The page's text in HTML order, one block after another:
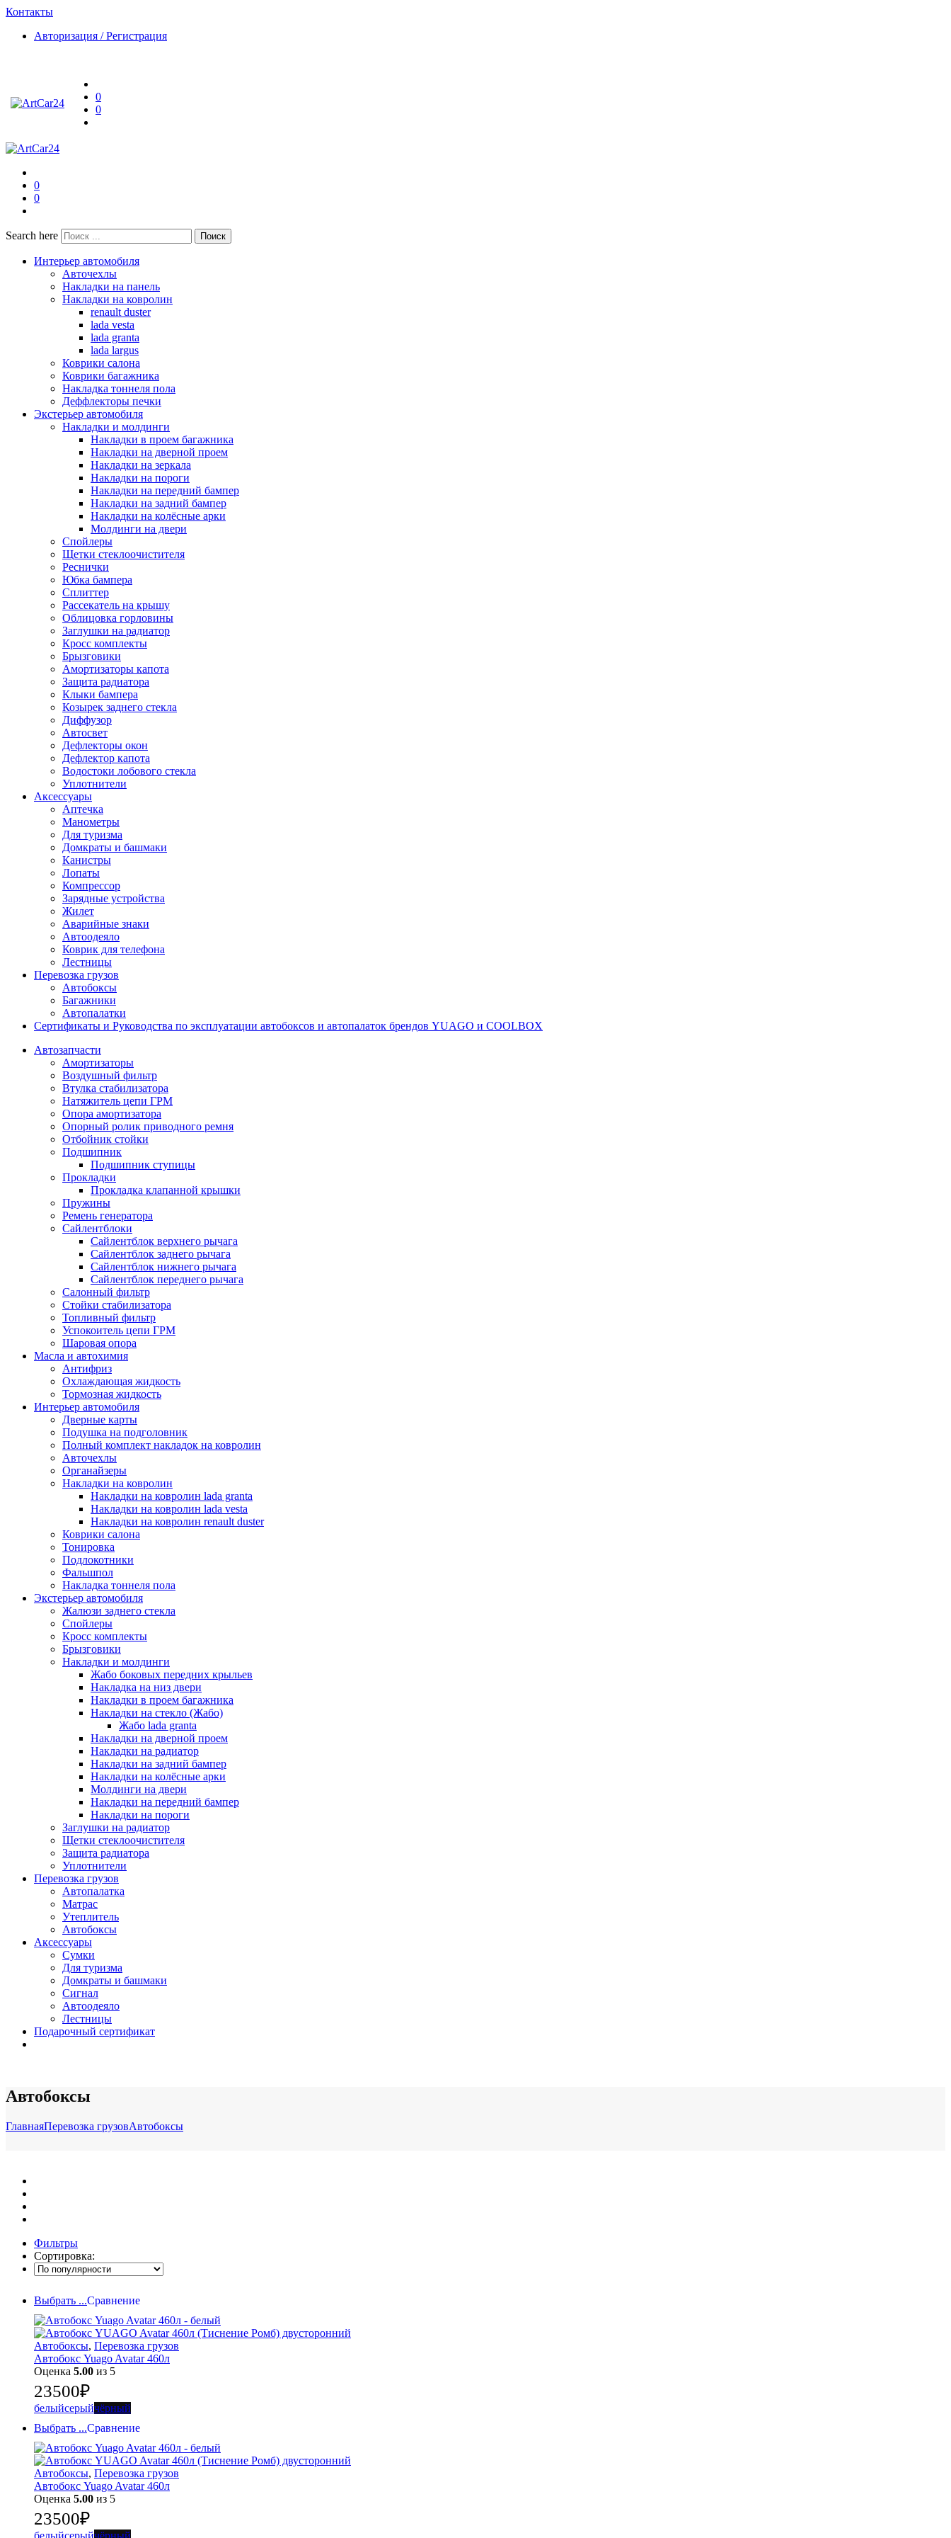
Контакты
Авторизация / Регистрация
0
0
0
0
Search here Поиск
Интерьер автомобиля
Авточехлы
Накладки на панель
Накладки на ковролин
renault duster
lada vesta
lada granta
lada largus
Коврики салона
Коврики багажника
Накладка тоннеля пола
Деффлекторы печки
Экстерьер автомобиля
Накладки и молдинги
Накладки в проем багажника
Накладки на дверной проем
Накладки на зеркала
Накладки на пороги
Накладки на передний бампер
Накладки на задний бампер
Накладки на колёсные арки
Молдинги на двери
Спойлеры
Щетки стеклоочистителя
Реснички
Юбка бампера
Сплиттер
Рассекатель на крышу
Облицовка горловины
Заглушки на радиатор
Кросс комплекты
Брызговики
Амортизаторы капота
Защита радиатора
Клыки бампера
Козырек заднего стекла
Диффузор
Автосвет
Дефлекторы окон
Дефлектор капота
Водостоки лобового стекла
Уплотнители
Аксессуары
Аптечка
Манометры
Для туризма
Домкраты и башмаки
Канистры
Лопаты
Компрессор
Зарядные устройства
Жилет
Аварийные знаки
Автоодеяло
Коврик для телефона
Лестницы
Перевозка грузов
Автобоксы
Багажники
Автопалатки
Сертификаты и Руководства по эксплуатации автобоксов и автопалаток брендов YUAGO и COOLBOX
Автозапчасти
Амортизаторы
Воздушный фильтр
Втулка стабилизатора
Натяжитель цепи ГРМ
Опора амортизатора
Опорный ролик приводного ремня
Отбойник стойки
Подшипник
Подшипник ступицы
Прокладки
Прокладка клапанной крышки
Пружины
Ремень генератора
Сайлентблоки
Сайлентблок верхнего рычага
Сайлентблок заднего рычага
Сайлентблок нижнего рычага
Сайлентблок переднего рычага
Салонный фильтр
Стойки стабилизатора
Топливный фильтр
Успокоитель цепи ГРМ
Шаровая опора
Масла и автохимия
Антифриз
Охлаждающая жидкость
Тормозная жидкость
Интерьер автомобиля
Дверные карты
Подушка на подголовник
Полный комплект накладок на ковролин
Авточехлы
Органайзеры
Накладки на ковролин
Накладки на ковролин lada granta
Накладки на ковролин lada vesta
Накладки на ковролин renault duster
Коврики салона
Тонировка
Подлокотники
Фальшпол
Накладка тоннеля пола
Экстерьер автомобиля
Жалюзи заднего стекла
Спойлеры
Кросс комплекты
Брызговики
Накладки и молдинги
Жабо боковых передних крыльев
Накладка на низ двери
Накладки в проем багажника
Накладки на стекло (Жабо)
Жабо lada granta
Накладки на дверной проем
Накладки на радиатор
Накладки на задний бампер
Накладки на колёсные арки
Молдинги на двери
Накладки на передний бампер
Накладки на пороги
Заглушки на радиатор
Щетки стеклоочистителя
Защита радиатора
Уплотнители
Перевозка грузов
Автопалатка
Матрас
Утеплитель
Автобоксы
Аксессуары
Сумки
Для туризма
Домкраты и башмаки
Сигнал
Автоодеяло
Лестницы
Подарочный сертификат
Автобоксы
ГлавнаяПеревозка грузовАвтобоксы
Фильтры
Сортировка:
Выбрать ...Сравнение
Автобоксы, Перевозка грузов
Автобокс Yuago Avatar 460л
Оценка 5.00 из 5
23500₽
белыйсерыйчёрный
Выбрать ...Сравнение
Автобоксы, Перевозка грузов
Автобокс Yuago Avatar 460л
Оценка 5.00 из 5
23500₽
белыйсерыйчёрный